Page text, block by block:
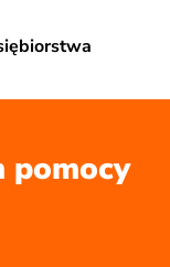
pomocy